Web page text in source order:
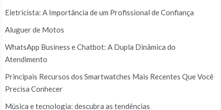
Eletricista: A Importância de um Profissional de Confiança
Aluguer de Motos
WhatsApp Business e Chatbot: A Dupla Dinâmica do
Atendimento
Principais Recursos dos Smartwatches Mais Recentes Que Você
Precisa Conhecer
Música e tecnologia: descubra as tendências